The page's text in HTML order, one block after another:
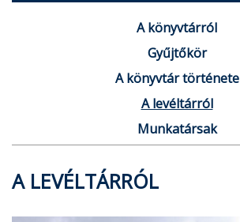
A könyvtárról
Gyűjtőkör
A könyvtár története
A levéltárról
Munkatársak
A LEVÉLTÁRRÓL